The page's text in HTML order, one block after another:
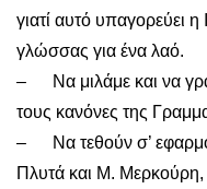
γιατί αυτό υπαγορεύει
γλώσσας για ένα λαό.
– Να μιλάμε και να
τους κανόνες της
– Να τεθούν σ’
Πλυτά και Μ. Μερκούρη,